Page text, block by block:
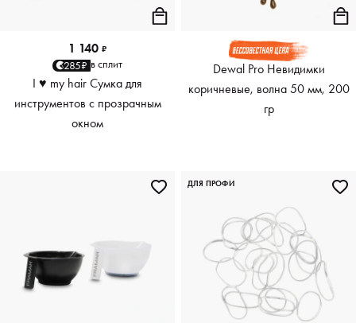
1 140 ₽
285₽ в сплит
I ♥ my hair Сумка для
инструментов с прозрачным
окном
Dewal Pro Невидимки
коричневые, волна 50 мм, 200
гр
ДЛЯ ПРОФИ